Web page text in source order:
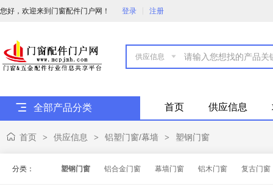
您好，欢迎来到门窗配件门户网！ 登录 注册

全部产品分类 首页 供应信息
首页 > 供应信息 > 铝塑门窗/幕墙 > 塑钢门窗
分类： 塑钢门窗 铝合金门窗 幕墙门窗 铝木门窗 复古门窗